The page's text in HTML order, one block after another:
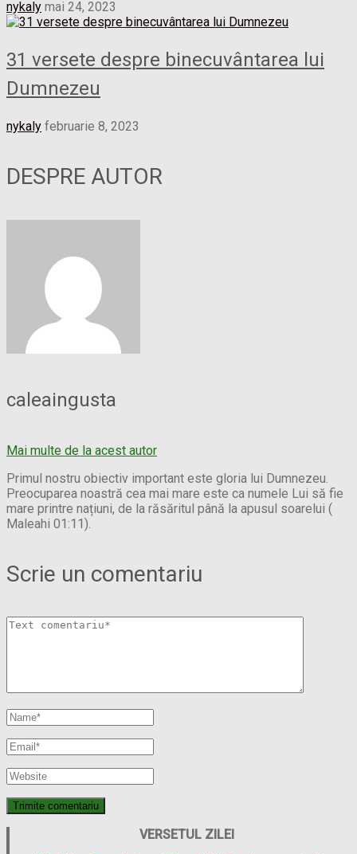
nykaly mai 24, 2023
31 versete despre binecuvântarea lui
Dumnezeu
nykaly februarie 8, 2023
DESPRE AUTOR
caleaingusta
Mai multe de la acest autor
Primul nostru obiectiv important este gloria lui Dumnezeu.
Preocuparea noastră cea mai mare este ca numele Lui să fie
mare printre națiuni, de la răsăritul până la apusul soarelui (
Maleahi 01:11).
Scrie un comentariu
VERSETUL ZILEI